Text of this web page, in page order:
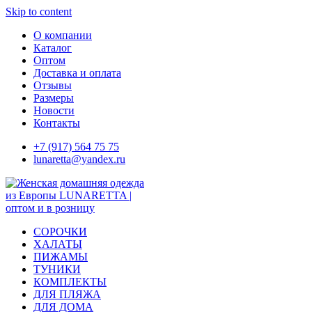
Skip to content
О компании
Каталог
Оптом
Доставка и оплата
Отзывы
Размеры
Новости
Контакты
+7 (917) 564 75 75
lunaretta@yandex.ru
СОРОЧКИ
ХАЛАТЫ
ПИЖАМЫ
ТУНИКИ
КОМПЛЕКТЫ
ДЛЯ ПЛЯЖА
ДЛЯ ДОМА